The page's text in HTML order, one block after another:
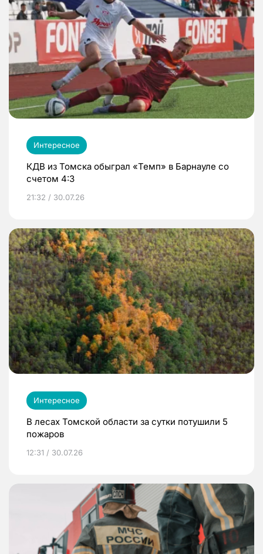
Интересное
КДВ из Томска обыграл «Темп» в Барнауле со
счетом 4:3
21:32 / 30.07.26
Интересное
В лесах Томской области за сутки потушили 5
пожаров
12:31 / 30.07.26